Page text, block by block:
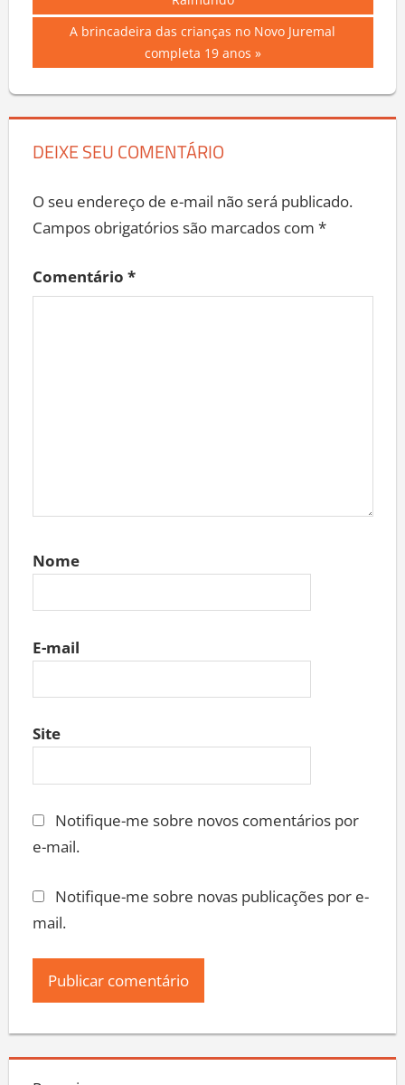
Post
Raimundo
Next
A brincadeira das crianças no Novo Juremal
completa 19 anos
DEIXE SEU COMENTÁRIO
O seu endereço de e-mail não será publicado.
Campos obrigatórios são marcados com *
Comentário *
Nome
E-mail
Site
Notifique-me sobre novos comentários por
e-mail.
Notifique-me sobre novas publicações por e-
mail.